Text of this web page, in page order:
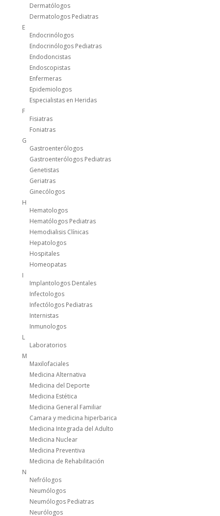
Dermatólogos
Dermatologos Pediatras
E
Endocrinólogos
Endocrinólogos Pediatras
Endodoncistas
Endoscopistas
Enfermeras
Epidemiologos
Especialistas en Heridas
F
Fisiatras
Foniatras
G
Gastroenterólogos
Gastroenterólogos Pediatras
Genetistas
Geriatras
Ginecólogos
H
Hematologos
Hematólogos Pediatras
Hemodialisis Clínicas
Hepatologos
Hospitales
Homeopatas
I
Implantologos Dentales
Infectologos
Infectólogos Pediatras
Internistas
Inmunologos
L
Laboratorios
M
Maxilofaciales
Medicina Alternativa
Medicina del Deporte
Medicina Estética
Medicina General Familiar
Camara y medicina hiperbarica
Medicina Integrada del Adulto
Medicina Nuclear
Medicina Preventiva
Medicina de Rehabilitación
N
Nefrólogos
Neumólogos
Neumólogos Pediatras
Neurólogos